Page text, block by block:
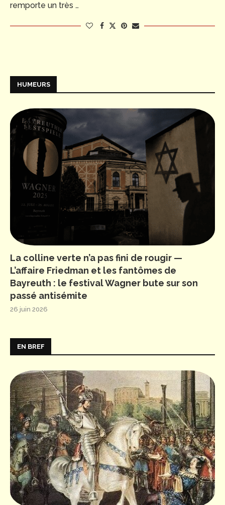
remporte un très …
HUMEURS
La colline verte n’a pas fini de rougir —
L’affaire Friedman et les fantômes de
Bayreuth : le festival Wagner bute sur son
passé antisémite
26 juin 2026
EN BREF